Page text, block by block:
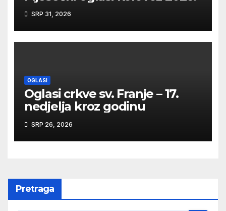
SRP 31, 2026
OGLASI
Oglasi crkve sv. Franje – 17.
nedjelja kroz godinu
SRP 26, 2026
Pretraga